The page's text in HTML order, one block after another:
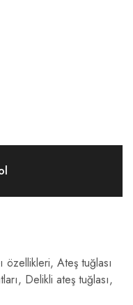
özellikleri, Ateş tuğlası
, Delikli ateş tuğlası,